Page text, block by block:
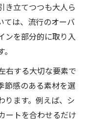
き立てつつも大人ら
ては、流行のオーバ
ンを部分的に取り入
右する大切な要素で
節感のある素材を選
ります。例えば、シ
ートを合わせるだけ